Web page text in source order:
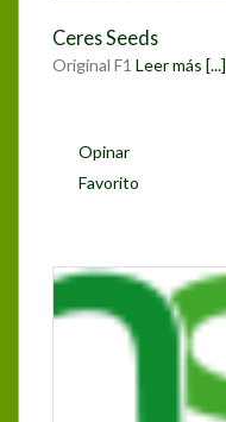
Ceres Seeds
Original F1 Leer más [...]
Opinar
Favorito